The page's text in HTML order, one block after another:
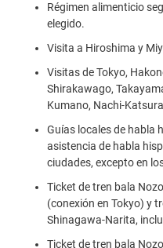
Régimen alimenticio
elegido.
Visita a Hiroshima y
Visitas de Tokyo,
Shirakawago,
Kumano, Nachi-
Guías locales de habla
asistencia de habla
ciudades, excepto en
Ticket de tren bala
(conexión en Tokyo) y
Shinagawa-Narita,
Ticket de tren bala